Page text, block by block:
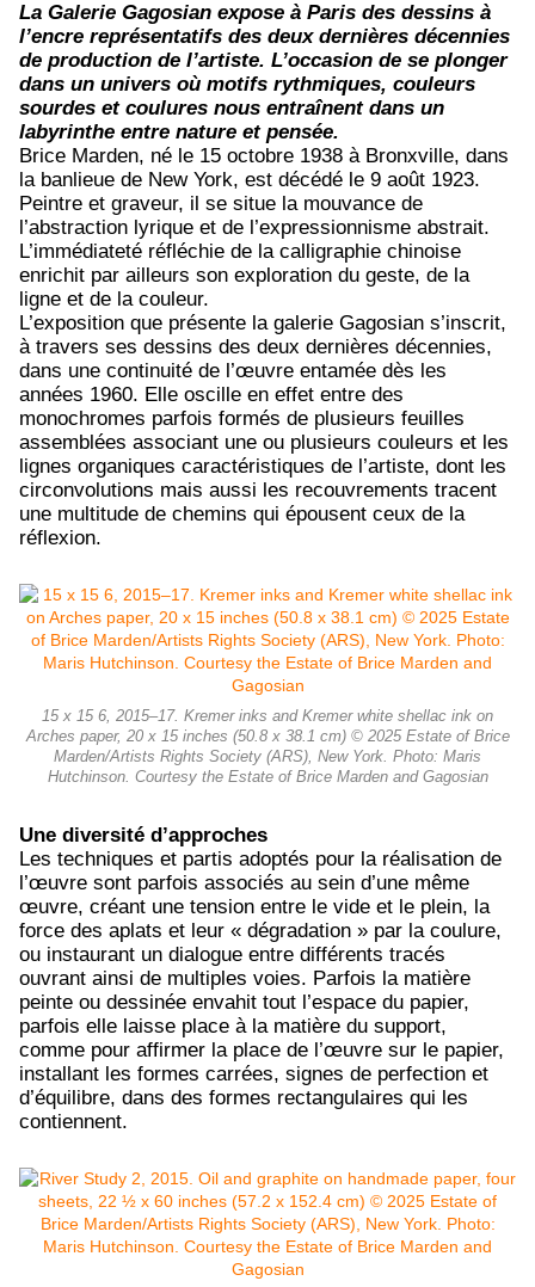
La Galerie Gagosian expose à Paris des dessins à
l’encre représentatifs des deux dernières décennies
de production de l’artiste. L’occasion de se plonger
dans un univers où motifs rythmiques, couleurs
sourdes et coulures nous entraînent dans un
labyrinthe entre nature et pensée.
Brice Marden, né le 15 octobre 1938 à Bronxville, dans
la banlieue de New York, est décédé le 9 août 1923.
Peintre et graveur, il se situe la mouvance de
l’abstraction lyrique et de l’expressionnisme abstrait.
L’immédiateté réfléchie de la calligraphie chinoise
enrichit par ailleurs son exploration du geste, de la
ligne et de la couleur.
L’exposition que présente la galerie Gagosian s’inscrit,
à travers ses dessins des deux dernières décennies,
dans une continuité de l’œuvre entamée dès les
années 1960. Elle oscille en effet entre des
monochromes parfois formés de plusieurs feuilles
assemblées associant une ou plusieurs couleurs et les
lignes organiques caractéristiques de l’artiste, dont les
circonvolutions mais aussi les recouvrements tracent
une multitude de chemins qui épousent ceux de la
réflexion.
15 x 15 6, 2015–17. Kremer inks and Kremer white shellac ink on
Arches paper, 20 x 15 inches (50.8 x 38.1 cm) © 2025 Estate of Brice
Marden/Artists Rights Society (ARS), New York. Photo: Maris
Hutchinson. Courtesy the Estate of Brice Marden and Gagosian
Une diversité d’approches
Les techniques et partis adoptés pour la réalisation de
l’œuvre sont parfois associés au sein d’une même
œuvre, créant une tension entre le vide et le plein, la
force des aplats et leur « dégradation » par la coulure,
ou instaurant un dialogue entre différents tracés
ouvrant ainsi de multiples voies. Parfois la matière
peinte ou dessinée envahit tout l’espace du papier,
parfois elle laisse place à la matière du support,
comme pour affirmer la place de l’œuvre sur le papier,
installant les formes carrées, signes de perfection et
d’équilibre, dans des formes rectangulaires qui les
contiennent.